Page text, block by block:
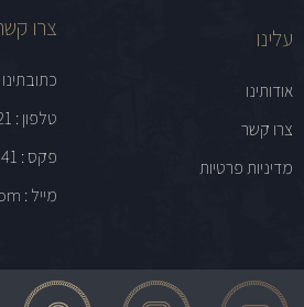
עלינו
אודותינו
צרו קשר
מדיניות פרטיות
צרו
כתובתינו : הצדף
טלפון : 074-7024321
פקס : 09-8659541
מייל : info@swellyachting.com